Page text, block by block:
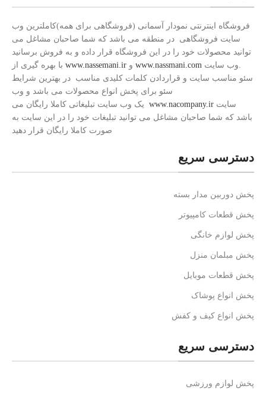
فروشگاه اینترنتی نمودار آسمانی (فروشگاهی برای همه)کاملترین وب
سایت فروشگاهی در منطقه می باشد که شما صاحبان مشاغل می
توانید محصولات خود را در این فروشگاه قرار داده و به فروش برسانید
.وب سایت www.nassmani.com و www.nassemani.ir با بهره گیری از
سئو مناسب سایت و قراردادن کلمات کلیدی مناسب در بهترین شرایط
سئو برای پخش انواع محصولات می باشد و وب
سایت www.nacompany.ir یک وب سایت تبلیغاتی کاملا رایگان می
باشد که شما صاحبان مشاغل می توانید تبلیغات خود را در این سایت به
صورت کاملا رایگان قرار دهید
دسترسی سریع
پخش دوربین مدار بسته
پخش قطعات کامپیوتر
پخش لوازم خانگی
پخش مبلمان منزل
پخش قطعات موبایل
پخش انواع پوشاک
پخش انواع کیف و کفش
دسترسی سریع
پخش لوازم ورزشی